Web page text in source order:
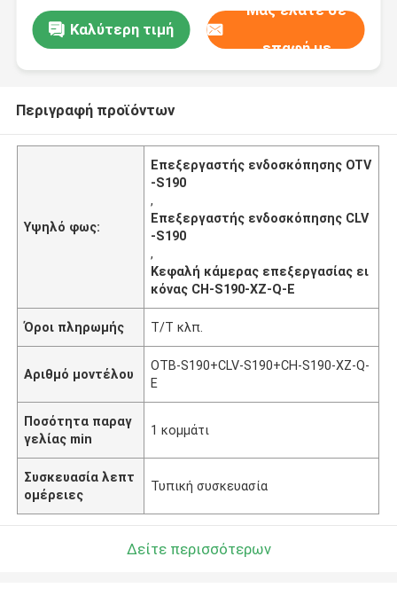
Καλύτερη τιμή
Μας ελάτε σε
επαφή με
Περιγραφή προϊόντων
Υψηλό φως:
Επεξεργαστής ενδοσκόπησης OTV
-S190
,
Επεξεργαστής ενδοσκόπησης CLV
-S190
,
Κεφαλή κάμερας επεξεργασίας ει
κόνας CH-S190-XZ-Q-E
Όροι πληρωμής Τ/Τ κλπ.
Αριθμό μοντέλου
ΟΤΒ-S190+CLV-S190+CH-S190-XZ-Q-
E
Ποσότητα παραγ
γελίας min
1 κομμάτι
Συσκευασία λεπτ
ομέρειες
Τυπική συσκευασία
Δείτε περισσότερων